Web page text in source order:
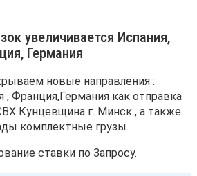
увеличивается Испания,
Германия
новые направления :
, Франция,Германия как отправка
Кунцевщина г. Минск , а также
комплектные грузы.
ставки по Запросу.